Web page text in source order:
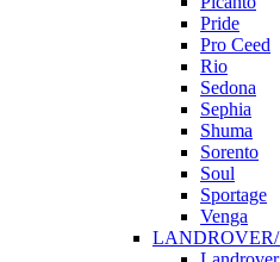
Pride
Pro Ceed
Rio
Sedona
Sephia
Shuma
Sorento
Soul
Sportage
Venga